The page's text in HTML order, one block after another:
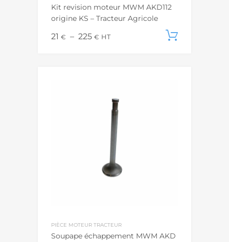
Kit revision moteur MWM AKD112
origine KS – Tracteur Agricole
21 € – 225 € HT
PIÈCE MOTEUR TRACTEUR
Soupape échappement MWM AKD